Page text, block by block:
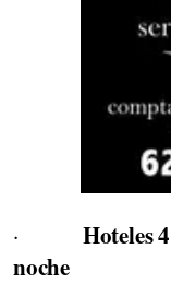
· Hoteles
noche